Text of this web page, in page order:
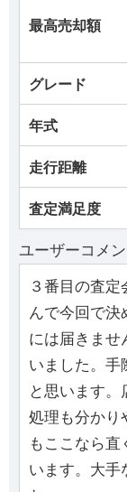
最高売却額
グレード
年式
走行距離
査定満足度
ユーザーコメン
３番目の査
んで今回で決
には届きませ
いました。手
と思います
処理も分かり
もここなら
います。大手